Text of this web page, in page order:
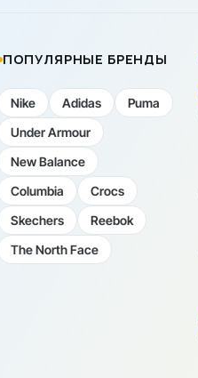
ПОПУЛЯРНЫЕ БРЕНДЫ
Nike Adidas
Puma
Under Armour
New Balance
Columbia
Crocs
Skechers
Reebok
The North Face